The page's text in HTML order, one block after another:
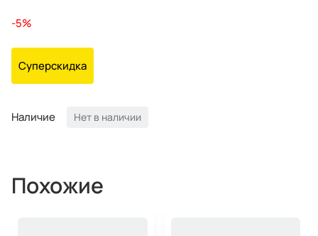
Шаг винта: 25
Вращение: Правое
Кол-во шлицев на валу: 15
Материал: Сталь
-5%
Суперскидка
Наличие Нет в наличии
Похожие